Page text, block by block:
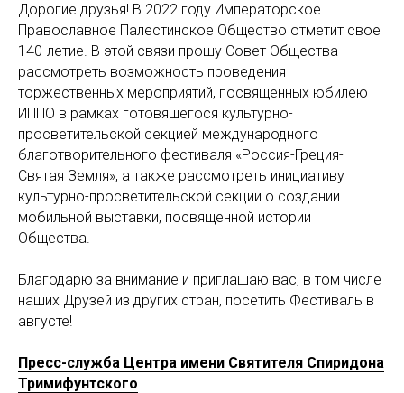
Дорогие друзья! В 2022 году Императорское
Православное Палестинское Общество отметит свое
140-летие. В этой связи прошу Совет Общества
рассмотреть возможность проведения
торжественных мероприятий, посвященных юбилею
ИППО в рамках готовящегося культурно-
просветительской секцией международного
благотворительного фестиваля «Россия-Греция-
Святая Земля», а также рассмотреть инициативу
культурно-просветительской секции о создании
мобильной выставки, посвященной истории
Общества.
Благодарю за внимание и приглашаю вас, в том числе
наших Друзей из других стран, посетить Фестиваль в
августе!
Пресс-служба Центра имени Святителя Спиридона
Тримифунтского